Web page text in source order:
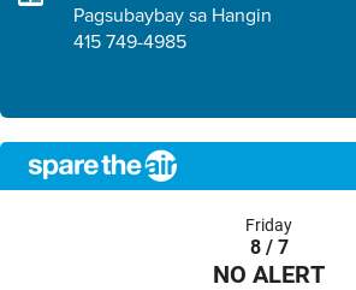
Pagsubaybay sa Hangin
415 749-4985
Friday
8 / 7
NO ALERT